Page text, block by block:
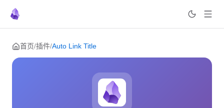
Skip to content
首页/插件/Auto Link Title